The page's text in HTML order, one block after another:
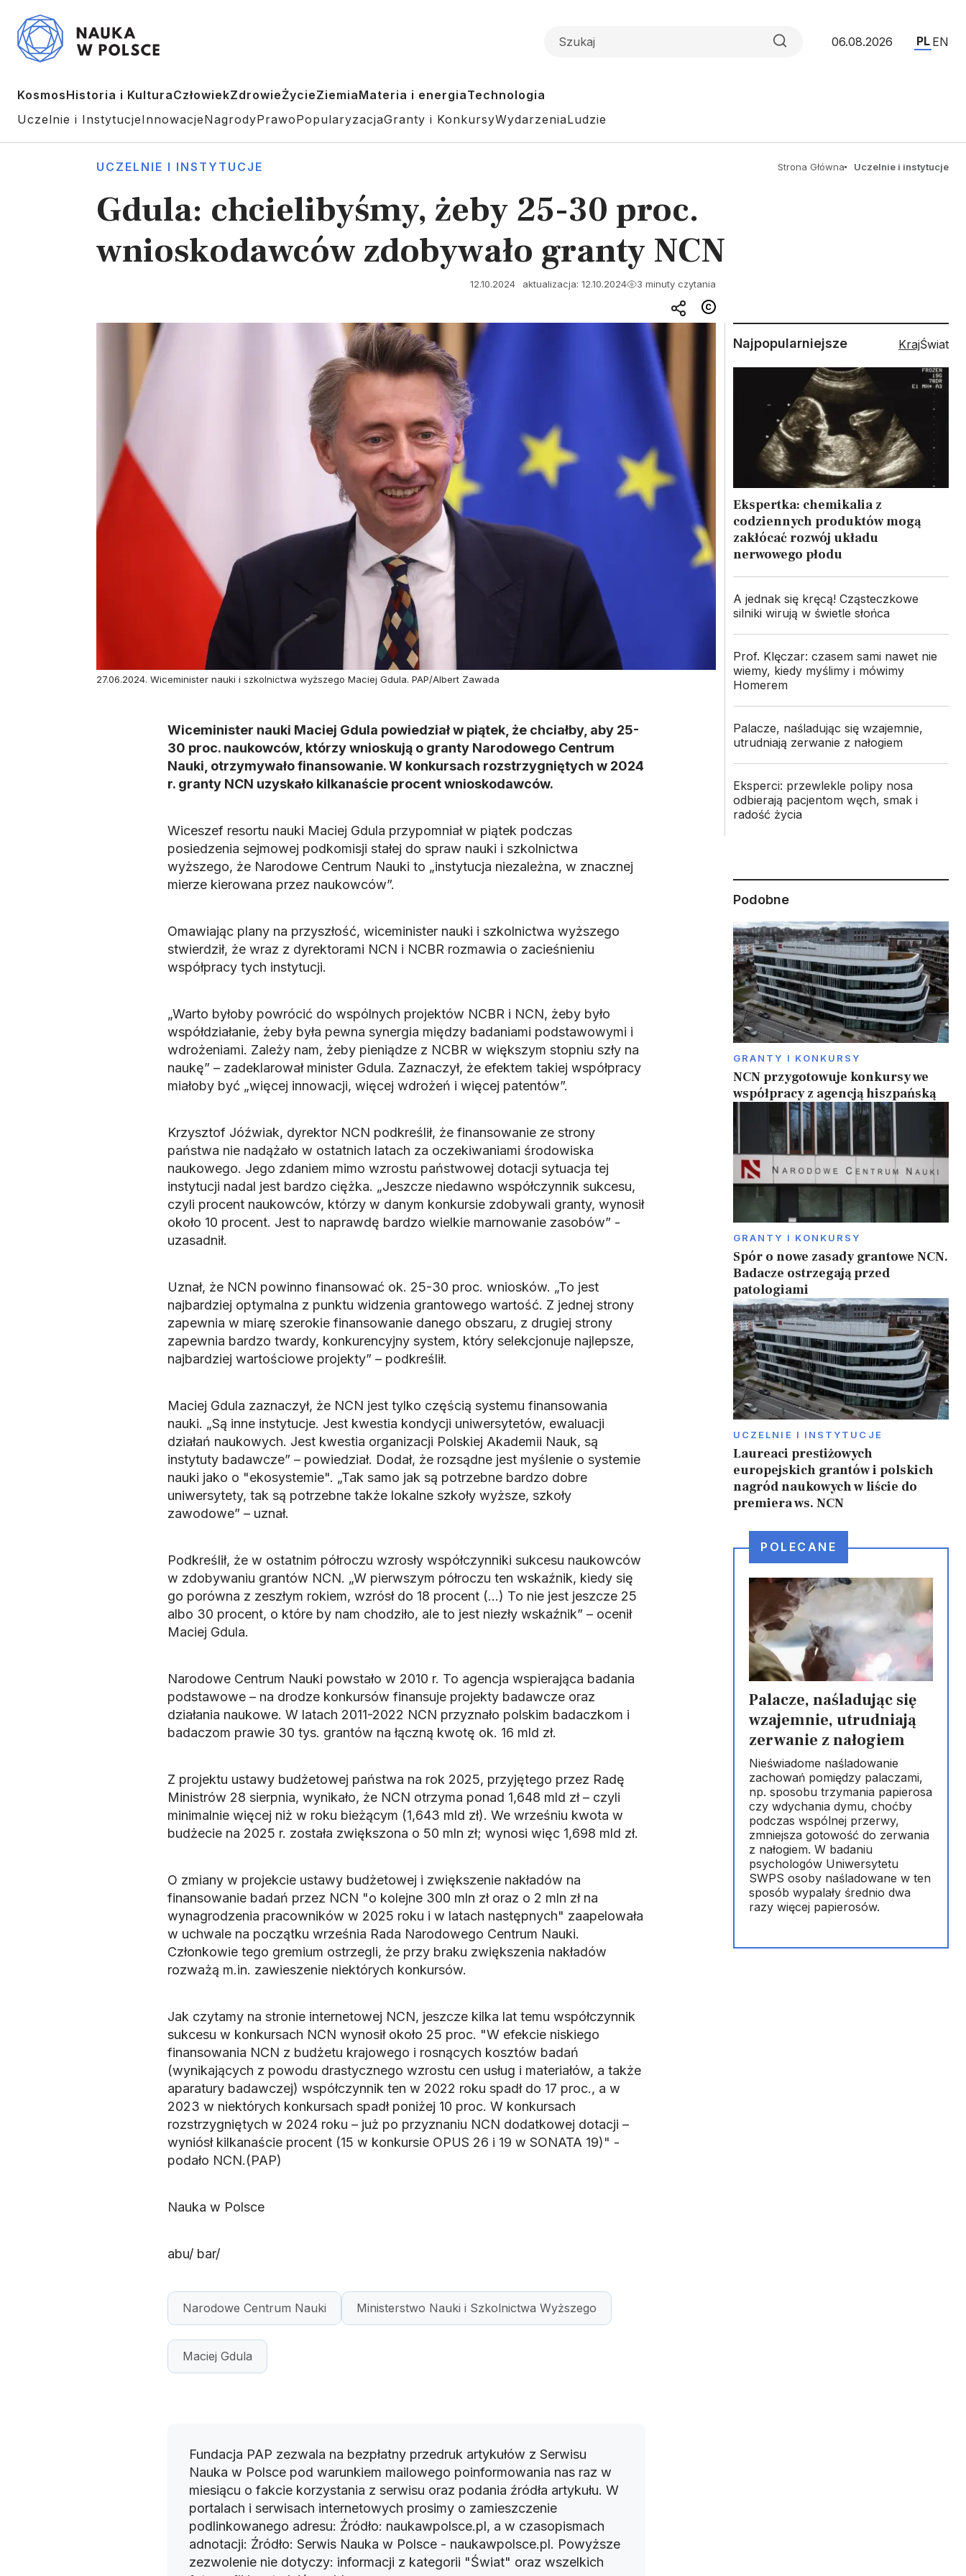
06.08.2026 PL EN
KosmosHistoria i KulturaCzłowiekZdrowieŻycieZiemiaMateria i energiaTechnologia
Uczelnie i InstytucjeInnowacjeNagrodyPrawoPopularyzacjaGranty i KonkursyWydarzeniaLudzie
UCZELNIE I INSTYTUCJE Strona Główna Uczelnie i instytucje
Gdula: chcielibyśmy, żeby 25-30 proc.
wnioskodawców zdobywało granty NCN
12.10.2024 aktualizacja: 12.10.2024 3 minuty czytania
27.06.2024. Wiceminister nauki i szkolnictwa wyższego Maciej Gdula. PAP/Albert Zawada
Wiceminister nauki Maciej Gdula powiedział w piątek, że chciałby, aby 25-
30 proc. naukowców, którzy wnioskują o granty Narodowego Centrum
Nauki, otrzymywało finansowanie. W konkursach rozstrzygniętych w 2024
r. granty NCN uzyskało kilkanaście procent wnioskodawców.
Wiceszef resortu nauki Maciej Gdula przypomniał w piątek podczas
posiedzenia sejmowej podkomisji stałej do spraw nauki i szkolnictwa
wyższego, że Narodowe Centrum Nauki to „instytucja niezależna, w znacznej
mierze kierowana przez naukowców”.
Omawiając plany na przyszłość, wiceminister nauki i szkolnictwa wyższego
stwierdził, że wraz z dyrektorami NCN i NCBR rozmawia o zacieśnieniu
współpracy tych instytucji.
„Warto byłoby powrócić do wspólnych projektów NCBR i NCN, żeby było
współdziałanie, żeby była pewna synergia między badaniami podstawowymi i
wdrożeniami. Zależy nam, żeby pieniądze z NCBR w większym stopniu szły na
naukę” – zadeklarował minister Gdula. Zaznaczył, że efektem takiej współpracy
miałoby być „więcej innowacji, więcej wdrożeń i więcej patentów”.
Krzysztof Jóźwiak, dyrektor NCN podkreślił, że finansowanie ze strony
państwa nie nadążało w ostatnich latach za oczekiwaniami środowiska
naukowego. Jego zdaniem mimo wzrostu państwowej dotacji sytuacja tej
instytucji nadal jest bardzo ciężka. „Jeszcze niedawno współczynnik sukcesu,
czyli procent naukowców, którzy w danym konkursie zdobywali granty, wynosił
około 10 procent. Jest to naprawdę bardzo wielkie marnowanie zasobów” -
uzasadnił.
Uznał, że NCN powinno finansować ok. 25-30 proc. wniosków. „To jest
najbardziej optymalna z punktu widzenia grantowego wartość. Z jednej strony
zapewnia w miarę szerokie finansowanie danego obszaru, z drugiej strony
zapewnia bardzo twardy, konkurencyjny system, który selekcjonuje najlepsze,
najbardziej wartościowe projekty” – podkreślił.
Maciej Gdula zaznaczył, że NCN jest tylko częścią systemu finansowania
nauki. „Są inne instytucje. Jest kwestia kondycji uniwersytetów, ewaluacji
działań naukowych. Jest kwestia organizacji Polskiej Akademii Nauk, są
instytuty badawcze” – powiedział. Dodał, że rozsądne jest myślenie o systemie
nauki jako o "ekosystemie". „Tak samo jak są potrzebne bardzo dobre
uniwersytety, tak są potrzebne także lokalne szkoły wyższe, szkoły
zawodowe” – uznał.
Podkreślił, że w ostatnim półroczu wzrosły współczynniki sukcesu naukowców
w zdobywaniu grantów NCN. „W pierwszym półroczu ten wskaźnik, kiedy się
go porówna z zeszłym rokiem, wzrósł do 18 procent (...) To nie jest jeszcze 25
albo 30 procent, o które by nam chodziło, ale to jest niezły wskaźnik” – ocenił
Maciej Gdula.
Narodowe Centrum Nauki powstało w 2010 r. To agencja wspierająca badania
podstawowe – na drodze konkursów finansuje projekty badawcze oraz
działania naukowe. W latach 2011-2022 NCN przyznało polskim badaczkom i
badaczom prawie 30 tys. grantów na łączną kwotę ok. 16 mld zł.
Z projektu ustawy budżetowej państwa na rok 2025, przyjętego przez Radę
Ministrów 28 sierpnia, wynikało, że NCN otrzyma ponad 1,648 mld zł – czyli
minimalnie więcej niż w roku bieżącym (1,643 mld zł). We wrześniu kwota w
budżecie na 2025 r. została zwiększona o 50 mln zł; wynosi więc 1,698 mld zł.
O zmiany w projekcie ustawy budżetowej i zwiększenie nakładów na
finansowanie badań przez NCN "o kolejne 300 mln zł oraz o 2 mln zł na
wynagrodzenia pracowników w 2025 roku i w latach następnych" zaapelowała
w uchwale na początku września Rada Narodowego Centrum Nauki.
Członkowie tego gremium ostrzegli, że przy braku zwiększenia nakładów
rozważą m.in. zawieszenie niektórych konkursów.
Jak czytamy na stronie internetowej NCN, jeszcze kilka lat temu współczynnik
sukcesu w konkursach NCN wynosił około 25 proc. "W efekcie niskiego
finansowania NCN z budżetu krajowego i rosnących kosztów badań
(wynikających z powodu drastycznego wzrostu cen usług i materiałów, a także
aparatury badawczej) współczynnik ten w 2022 roku spadł do 17 proc., a w
2023 w niektórych konkursach spadł poniżej 10 proc. W konkursach
rozstrzygniętych w 2024 roku – już po przyznaniu NCN dodatkowej dotacji –
wyniósł kilkanaście procent (15 w konkursie OPUS 26 i 19 w SONATA 19)" -
podało NCN.(PAP)
Nauka w Polsce
abu/ bar/
Narodowe Centrum Nauki Ministerstwo Nauki i Szkolnictwa Wyższego
Maciej Gdula
Fundacja PAP zezwala na bezpłatny przedruk artykułów z Serwisu
Nauka w Polsce pod warunkiem mailowego poinformowania nas raz w
miesiącu o fakcie korzystania z serwisu oraz podania źródła artykułu. W
portalach i serwisach internetowych prosimy o zamieszczenie
podlinkowanego adresu: Źródło: naukawpolsce.pl, a w czasopismach
adnotacji: Źródło: Serwis Nauka w Polsce - naukawpolsce.pl. Powyższe
zezwolenie nie dotyczy: informacji z kategorii "Świat" oraz wszelkich
Najpopularniejsze KrajŚwiat
Ekspertka: chemikalia z
codziennych produktów mogą
zakłócać rozwój układu
nerwowego płodu
A jednak się kręcą! Cząsteczkowe
silniki wirują w świetle słońca
Prof. Klęczar: czasem sami nawet nie
wiemy, kiedy myślimy i mówimy
Homerem
Palacze, naśladując się wzajemnie,
utrudniają zerwanie z nałogiem
Eksperci: przewlekle polipy nosa
odbierają pacjentom węch, smak i
radość życia
Podobne
GRANTY I KONKURSY
NCN przygotowuje konkursy we
współpracy z agencją hiszpańską
GRANTY I KONKURSY
Spór o nowe zasady grantowe NCN.
Badacze ostrzegają przed
patologiami
UCZELNIE I INSTYTUCJE
Laureaci prestiżowych
europejskich grantów i polskich
nagród naukowych w liście do
premiera ws. NCN
POLECANE
Palacze, naśladując się
wzajemnie, utrudniają
zerwanie z nałogiem
Nieświadome naśladowanie
zachowań pomiędzy palaczami,
np. sposobu trzymania papierosa
czy wdychania dymu, choćby
podczas wspólnej przerwy,
zmniejsza gotowość do zerwania
z nałogiem. W badaniu
psychologów Uniwersytetu
SWPS osoby naśladowane w ten
sposób wypalały średnio dwa
razy więcej papierosów.